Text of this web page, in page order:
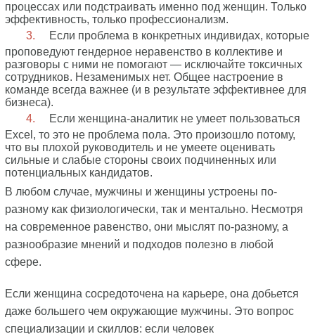
процессах или подстраивать именно под женщин. Только
эффективность, только профессионализм.
Если проблема в конкретных индивидах, которые
проповедуют гендерное неравенство в коллективе и
разговоры с ними не помогают — исключайте токсичных
сотрудников. Незаменимых нет. Общее настроение в
команде всегда важнее (и в результате эффективнее для
бизнеса).
Если женщина-аналитик не умеет пользоваться
Excel, то это не проблема пола. Это произошло потому,
что вы плохой руководитель и не умеете оценивать
сильные и слабые стороны своих подчиненных или
потенциальных кандидатов.
В любом случае, мужчины и женщины устроены по-
разному как физиологически, так и ментально. Несмотря
на современное равенство, они мыслят по-разному, а
разнообразие мнений и подходов полезно в любой
сфере.
Если женщина сосредоточена на карьере, она добьется
даже большего чем окружающие мужчины. Это вопрос
специализации и скиллов: если человек